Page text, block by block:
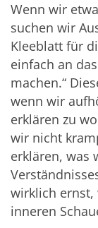
Wenn wir
suchen wir
Kleeblatt für
einfach an
machen.“
wenn wir
erklären zu
wir nicht
erklären, was
wirklich ernst,
inneren